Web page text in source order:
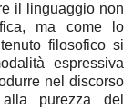
il linguaggio non
ma come lo
filosofico si
espressiva
nel discorso
purezza del